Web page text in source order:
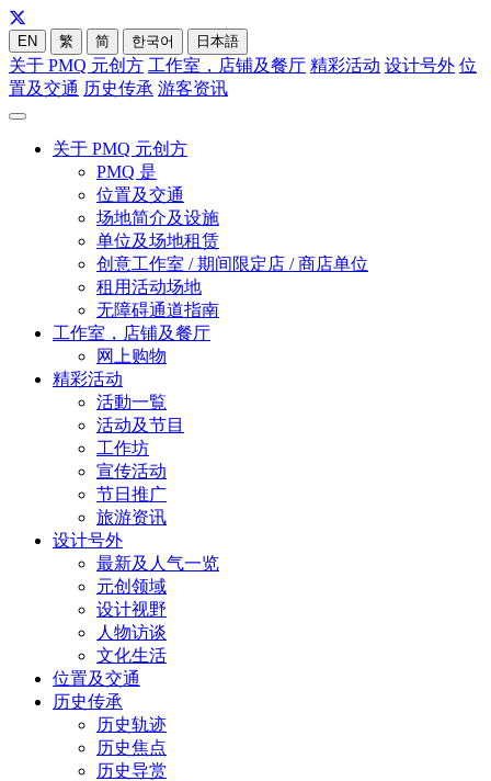
EN 繁 简 한국어 日本語
关于 PMQ 元创方 工作室，店铺及餐厅 精彩活动 设计号外 位
置及交通 历史传承 游客资讯
关于 PMQ 元创方
PMQ 是
位置及交通
场地简介及设施
单位及场地租赁
创意工作室 / 期间限定店 / 商店单位
租用活动场地
无障碍通道指南
工作室，店铺及餐厅
网上购物
精彩活动
活動一覧
活动及节目
工作坊
宣传活动
节日推广
旅游资讯
设计号外
最新及人气一览
元创领域
设计视野
人物访谈
文化生活
位置及交通
历史传承
历史轨迹
历史焦点
历史导赏